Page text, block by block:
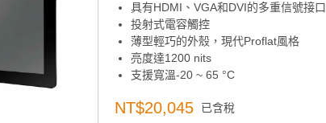
具有HDMI、VGA和DVI的多重信號接口
投射式電容觸控
薄型輕巧的外殼，現代Proflat風格
亮度達1200 nits
支援寬溫-20 ~ 65 °C
前面板防塵防水等級IP67
NT$20,045 已含稅